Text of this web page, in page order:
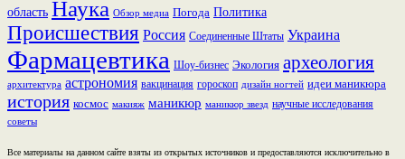
область Наука Обзор медиа Погода Политика
Происшествия Россия Соединенные Штаты Украина
Фармацевтика Шоу-бизнес Экология археология
архитектура астрономия вакцинация гороскоп дизайн ногтей идеи маникюра
история космос макияж маникюр маникюр звезд научные исследования
советы
Все материалы на данном сайте взяты из открытых источников и предоставляются исключительно в